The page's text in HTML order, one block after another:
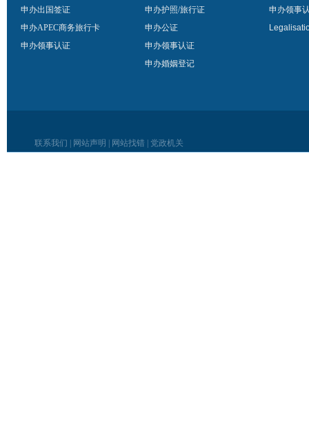
申办出国签证
申办APEC商务旅行卡
申办领事认证
申办护照/旅行证
申办公证
申办领事认证
申办婚姻登记
申办领事
联系我们 网站声明 网站找错 党政机关